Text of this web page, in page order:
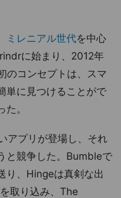
ミレニアル世代を中心
に始まり、2012年
のコンセプトは、スマ
単に見つけることがで
。
アプリが登場し、それ
と競争した。Bumbleで
り、Hingeは真剣な出
取り込み、The